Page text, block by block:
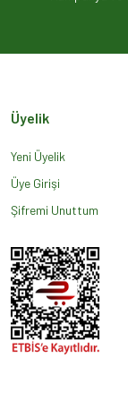
Ürün
Üyelik
Yeni Üyelik
Üye Girişi
Şifremi Unuttum